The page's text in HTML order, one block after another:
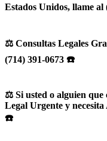
Estados Unidos, llame
⚖️ Consultas Legales
(714) 391-0673 ☎️
⚖️ Si usted o alguien que
Legal Urgente y
☎️